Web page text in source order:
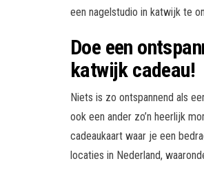
een nagelstudio in katwijk te
Doe een
katwijk cadeau!
Niets is zo ontspannend als
ook een ander zo’n heerlijk
cadeaukaart waar je een
locaties in Nederland,